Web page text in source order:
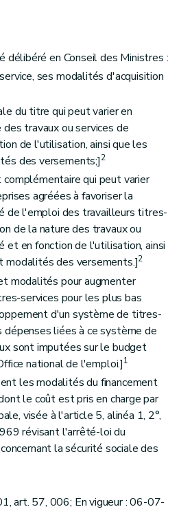
délibéré en Conseil des Ministres :
ses modalités d'acquisition
du titre qui peut varier en
travaux ou services de
de l'utilisation, ainsi que les
des versements;]2
qui peut varier
agréées à favoriser la
de l'emploi des travailleurs titres-
de la nature des travaux ou
et en fonction de l'utilisation, ainsi
modalités des versements.]2
modalités pour augmenter
services pour les plus bas
d'un système de titres-
dépenses liées à ce système de
sont imputées sur le budget
national de l'emploi.]1
les modalités du financement
le coût est pris en charge par
visée à l'article 5, alinéa 1, 2°,
révisant l'arrêté-loi du
la sécurité sociale des
art. 57, 006; En vigueur : 06-07-